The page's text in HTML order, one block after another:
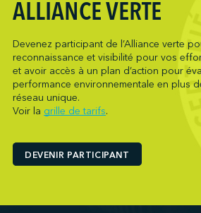
Owen Sound Transportation
Pasha Group (Wilmington)
Pembina Infrastructure and
Picton Terminals
PNCT
Ports America (Baton Rouge)
Ports America (Bayport)
Ports America (Charleston)
ALLIANCE VERTE
Devenez participant de l’Alliance verte
reconnaissance et visibilité pour vos
et avoir accès à un plan d’action pour
performance environnementale en plus
réseau unique.
Voir la grille de tarifs.
DEVENIR PARTICIPANT